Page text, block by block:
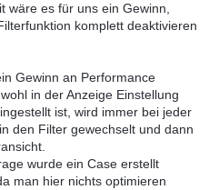
wäre es für uns ein Gewinn,
komplett deaktivieren
Gewinn an Performance
in der Anzeige Einstellung
ist, wird immer bei jeder
den Filter gewechselt und dann
wurde ein Case erstellt
man hier nichts optimieren